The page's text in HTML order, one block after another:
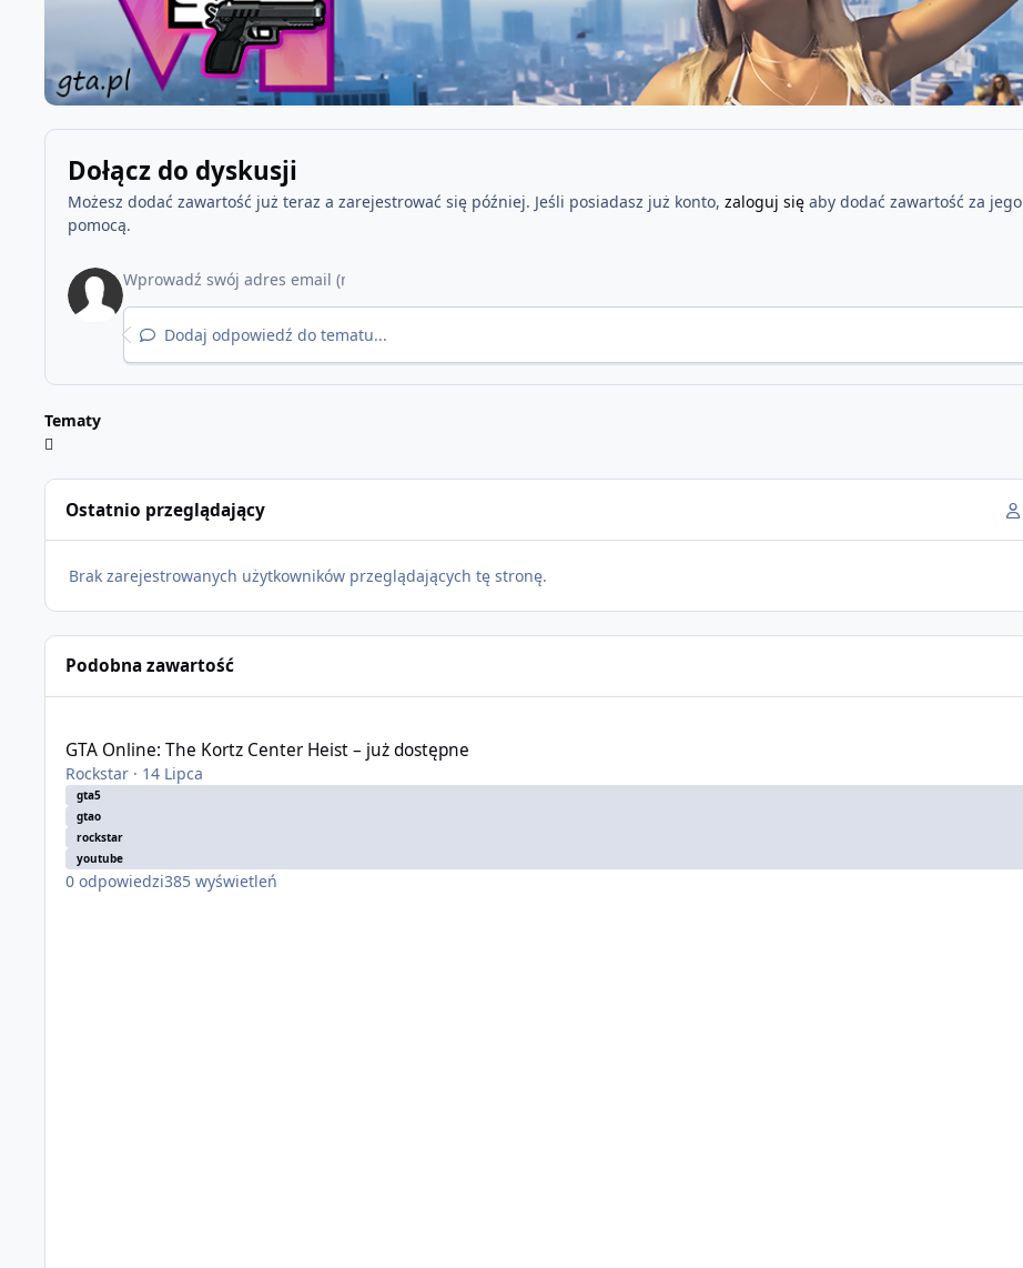
Dołącz do dyskusji
Możesz dodać zawartość już teraz a zarejestrować się później. Jeśli posiadasz już konto, zaloguj sięaby dodać zawartość za jego
pomocą.
Dodaj odpowiedź do tematu...
Tematy
Ostatnio przeglądający
Brak zarejestrowanych użytkowników przeglądających tę stronę.
Podobna zawartość
GTA Online: The Kortz Center Heist – już dostępne
Rockstar · 14 Lipca
gta5
gtao
rockstar
youtube
0 odpowiedzi385 wyświetleń